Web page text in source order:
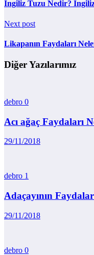
İngiliz Tuzu Nedir?
Next post
Likapanın Faydaları
Diğer Yazılarımız
debro 0
Acı ağaç Faydaları
29/11/2018
debro 1
Adaçayının
29/11/2018
debro 0